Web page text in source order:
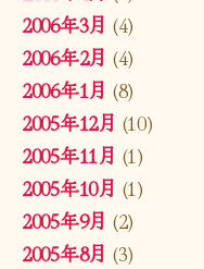
2006年3月 (4)
2006年2月 (4)
2006年1月 (8)
2005年12月 (10)
2005年11月 (1)
2005年10月 (1)
2005年9月 (2)
2005年8月 (3)